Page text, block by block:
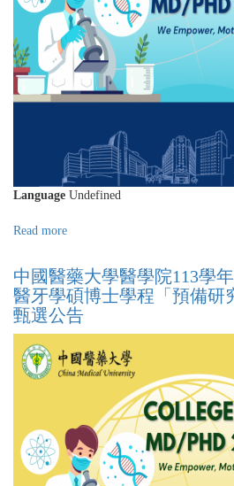
(CMU
College
of
Medicine
MD/PhD
Program
度
MD/PhD
2.0
學
程
錄
單
(CMU
College
Admission
List)
Language Undefined
Read more
國
醫
藥
大
學
醫
學
學
年
度
MD/PhD
中國醫藥大學醫學院113學
醫牙學碩博士學程「預備研
甄選公告